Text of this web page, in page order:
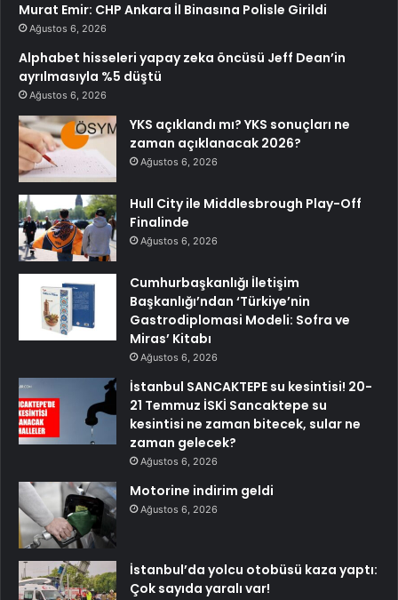
Murat Emir: CHP Ankara İl Binasına Polisle Girildi
Ağustos 6, 2026
Alphabet hisseleri yapay zeka öncüsü Jeff Dean’in
ayrılmasıyla %5 düştü
Ağustos 6, 2026
YKS açıklandı mı? YKS sonuçları ne
zaman açıklanacak 2026?
Ağustos 6, 2026
Hull City ile Middlesbrough Play-Off
Finalinde
Ağustos 6, 2026
Cumhurbaşkanlığı İletişim
Başkanlığı’ndan ‘Türkiye’nin
Gastrodiplomasi Modeli: Sofra ve
Miras’ Kitabı
Ağustos 6, 2026
İstanbul SANCAKTEPE su kesintisi! 20-
21 Temmuz İSKİ Sancaktepe su
kesintisi ne zaman bitecek, sular ne
zaman gelecek?
Ağustos 6, 2026
Motorine indirim geldi
Ağustos 6, 2026
İstanbul’da yolcu otobüsü kaza yaptı:
Çok sayıda yaralı var!